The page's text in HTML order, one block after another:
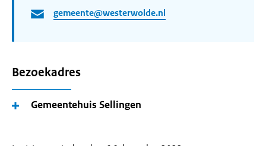
gemeente@westerwolde.nl
Bezoekadres
Gemeentehuis Sellingen